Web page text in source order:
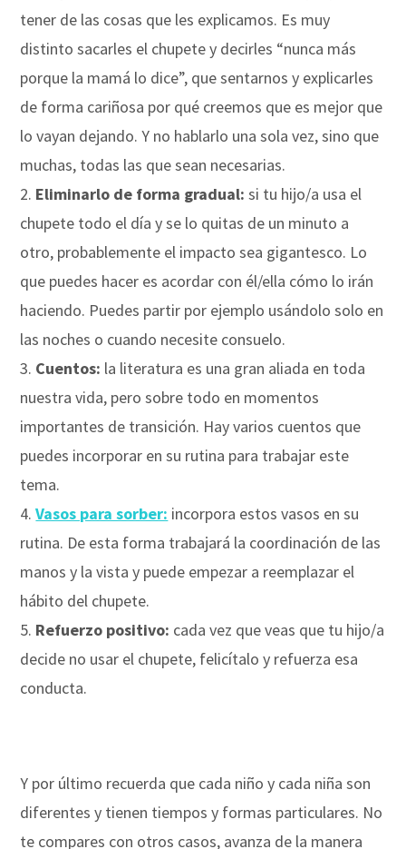
tener de las cosas que les explicamos. Es muy
distinto sacarles el chupete y decirles “nunca más
porque la mamá lo dice”, que sentarnos y explicarles
de forma cariñosa por qué creemos que es mejor que
lo vayan dejando. Y no hablarlo una sola vez, sino que
muchas, todas las que sean necesarias.
Eliminarlo de forma gradual: si tu hijo/a usa el
chupete todo el día y se lo quitas de un minuto a
otro, probablemente el impacto sea gigantesco. Lo
que puedes hacer es acordar con él/ella cómo lo irán
haciendo. Puedes partir por ejemplo usándolo solo en
las noches o cuando necesite consuelo.
Cuentos: la literatura es una gran aliada en toda
nuestra vida, pero sobre todo en momentos
importantes de transición. Hay varios cuentos que
puedes incorporar en su rutina para trabajar este
tema.
Vasos para sorber: incorpora estos vasos en su
rutina. De esta forma trabajará la coordinación de las
manos y la vista y puede empezar a reemplazar el
hábito del chupete.
Refuerzo positivo: cada vez que veas que tu hijo/a
decide no usar el chupete, felicítalo y refuerza esa
conducta.
Y por último recuerda que cada niño y cada niña son
diferentes y tienen tiempos y formas particulares. No
te compares con otros casos, avanza de la manera